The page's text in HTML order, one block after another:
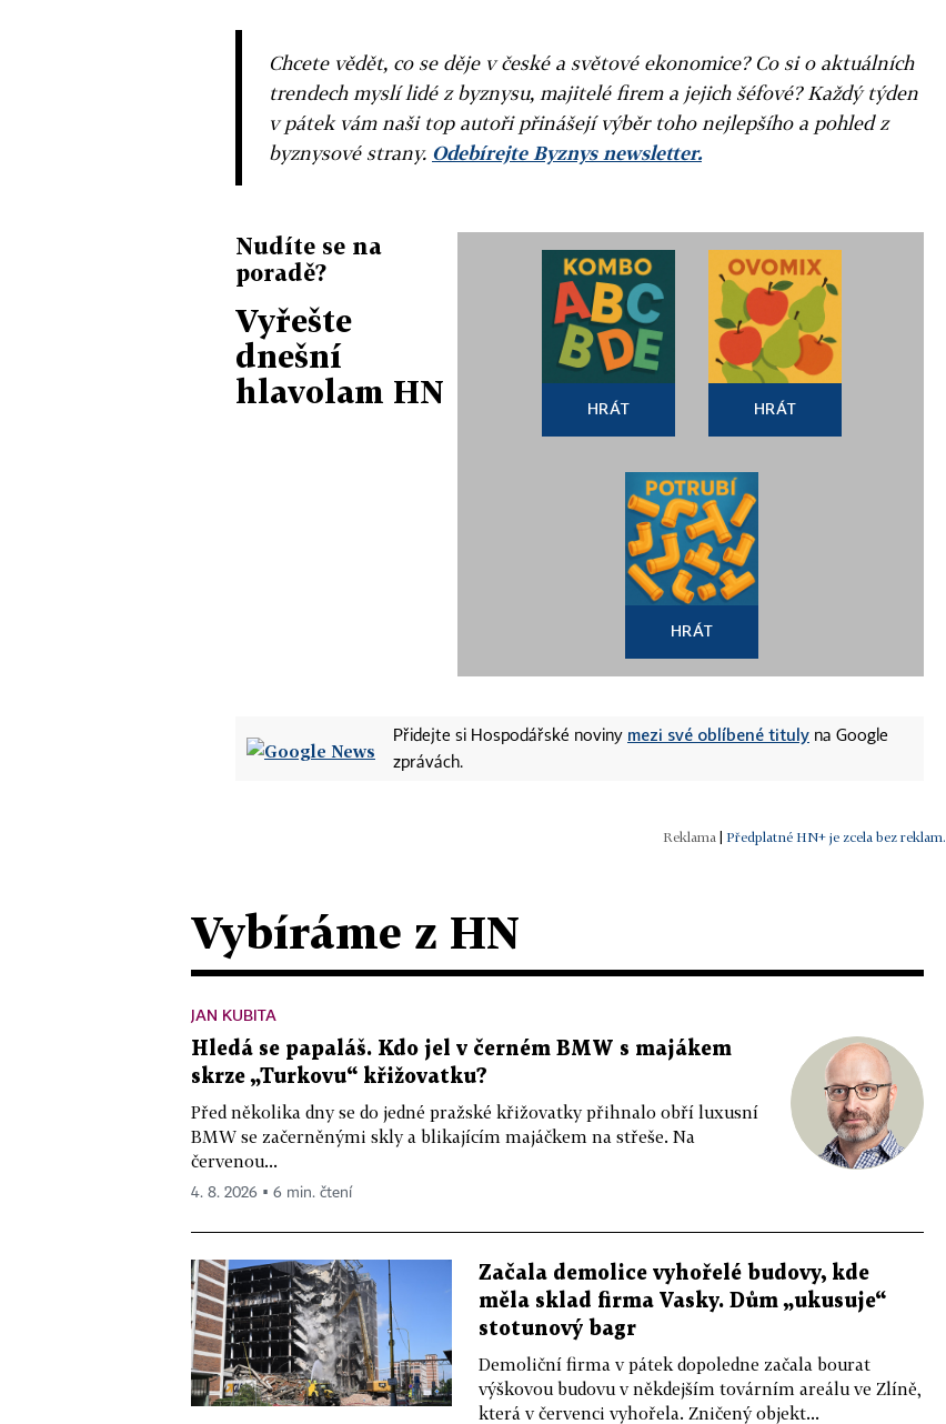
Chcete vědět, co se děje v české a světové ekonomice? Co si o aktuálních
trendech myslí lidé z byznysu, majitelé firem a jejich šéfové? Každý týden
v pátek vám naši top autoři přinášejí výběr toho nejlepšího a pohled z
byznysové strany. Odebírejte Byznys newsletter.
Nudíte se na
poradě?
Vyřešte
dnešní
hlavolam HN
HRÁT HRÁT
HRÁT
Přidejte si Hospodářské noviny mezi své oblíbené tituly na Google
zprávách.
| Předplatné HN+ je zcela bez reklam.
Vybíráme z HN
JAN KUBITA
Hledá se papaláš. Kdo jel v černém BMW s majákem
skrze „Turkovu“ křižovatku?
Před několika dny se do jedné pražské křižovatky přihnalo obří luxusní
BMW se začerněnými skly a blikajícím majáčkem na střeše. Na
červenou...
4. 8. 2026 ▪ 6 min. čtení
Začala demolice vyhořelé budovy, kde
měla sklad firma Vasky. Dům „ukusuje“
stotunový bagr
Demoliční firma v pátek dopoledne začala bourat
výškovou budovu v někdejším továrním areálu ve Zlíně,
která v červenci vyhořela. Zničený objekt...